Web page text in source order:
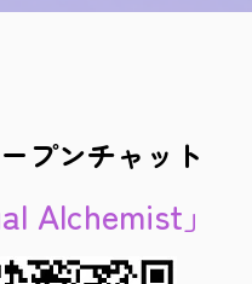
プンチャット
Alchemist」